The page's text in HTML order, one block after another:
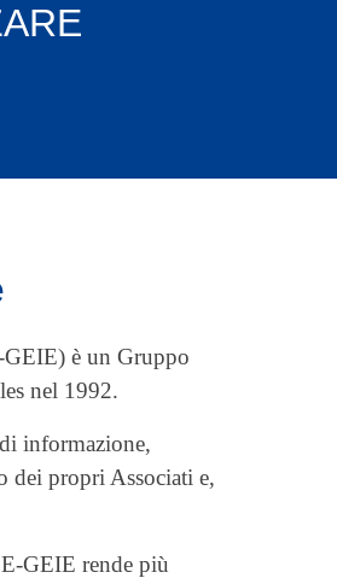
è un Gruppo
nel 1992.
informazione,
dei propri Associati e,
GEIE rende più